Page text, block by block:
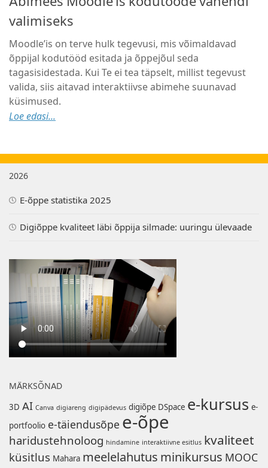
valimiseks
Moodle’is on terve hulk tegevusi, mis võimaldavad
õppijal kodutööd esitada ja õppejõul seda
tagasisidestada. Kui Te ei tea täpselt, millist tegevust
valida, siis aitavad interaktiivse abimehe suunavad
küsimused.
Loe edasi...
2026
E-õppe statistika 2025
Digiõppe kvaliteet läbi õppija silmade: uuringu ülevaade
MÄRKSÕNAD
3D AI Canva digiareng digipädevus digiõpe DSpace e-kursus e-
portfoolio e-täiendusõpe e-õpe
haridustehnoloog hindamine interaktiivne esitlus kvaliteet
küsitlus Mahara meelelahutus minikursus MOOC